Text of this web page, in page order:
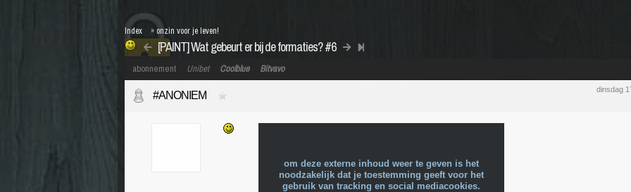
[PAINT] Wat gebeurt er bij de formaties? #6
Index » onzin voor je leven!
abonnement Unibet Coolblue Bitvavo
dinsdag
#ANONIEM
om deze externe inhoud weer te geven is het
noodzakelijk dat je toestemming geeft voor het
gebruik van tracking en social mediacookies.